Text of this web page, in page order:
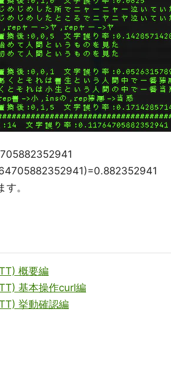
。
概要編
基本操作curl編
挙動確認編